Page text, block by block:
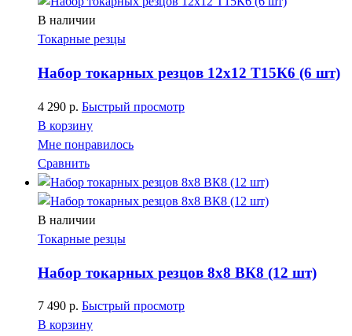
В наличии
Токарные резцы
Набор токарных резцов 12х12 Т15К6 (6 шт)
4 290 р. Быстрый просмотр
В корзину
Мне понравилось
Сравнить
В наличии
Токарные резцы
Набор токарных резцов 8х8 ВК8 (12 шт)
7 490 р. Быстрый просмотр
В корзину